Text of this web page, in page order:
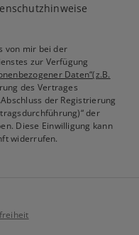
von mir bei der
zur Verfügung
Daten“(z.B.
des Vertrages
der Registrierung
der
Diese Einwilligung kann
widerrufen.